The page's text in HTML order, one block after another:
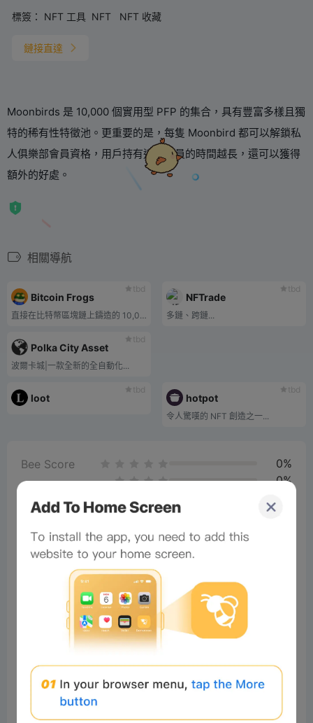
標簽： NFT 工具 NFT NFT 收藏
鏈接直達
Moonbirds 是 10,000 個實用型 PFP 的集合，具有豐富多樣且獨
特的稀有性特徵池。更重要的是，每隻 Moonbird 都可以解鎖私
人俱樂部會員資格，用戶持有這些會員的時間越長，還可以獲得
額外的好處。
相關導航
tbd
Bitcoin Frogs
直接在比特幣區塊鏈上鑄造的 10,000 件獨特的青蛙收藏品
tbd
NFTrade
多鏈、跨鏈...
tbd
Polka City Asset
波爾卡城|一款全新的全自動化...
tbd
loot
tbd
hotpot
令人驚嘆的 NFT 創造之一...
Bee Score
tbd
0%
0%
Comments(5)
Comments:
akbarmah Readers 2025-06-09 08:39:21
👍